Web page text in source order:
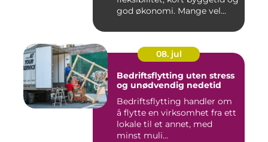
god økonomi. Mange vel...
08. jul
Bedriftsflytting uten stress
og unødvendig nedetid
Bedriftsflytting handler om
å flytte en virksomhet fra ett
lokale til et annet, med
minst muli...